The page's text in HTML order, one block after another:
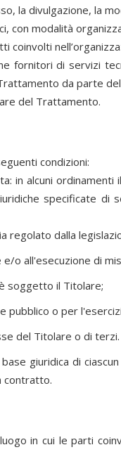
la divulgazione, la
modalità
coinvolti
fornitori di servizi
da parte
del Trattamento.
condizioni:
in alcuni
specificate di
dalla
o all'esecuzione di
soggetto il Titolare;
o per
del Titolare o di terzi.
giuridica di
contratto.
in cui le parti